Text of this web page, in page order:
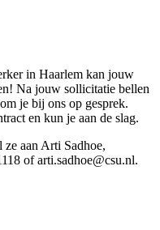
in Haarlem kan jouw
Na jouw sollicitatie bellen
je bij ons op gesprek.
en kun je aan de slag.
aan Arti Sadhoe,
of arti.sadhoe@csu.nl.